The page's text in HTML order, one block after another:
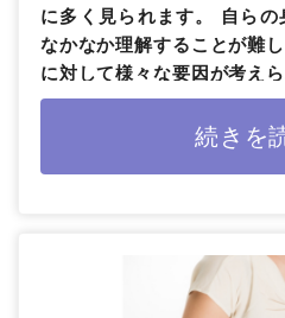
に多く見られます。 自らの
なかなか理解することが難
に対して様々な要因が考え
その他の精神疾患が背景に
続きを